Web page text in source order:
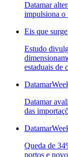
Datamar
impulsiona o
Eis que
Estudo
estaduais de
Datamar
das
Queda de
portos e